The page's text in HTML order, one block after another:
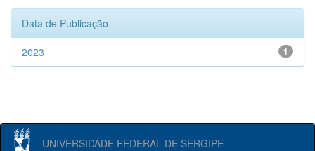
Data de Publicação
1
2023
UNIVERSIDADE FEDERAL DE SERGIPE